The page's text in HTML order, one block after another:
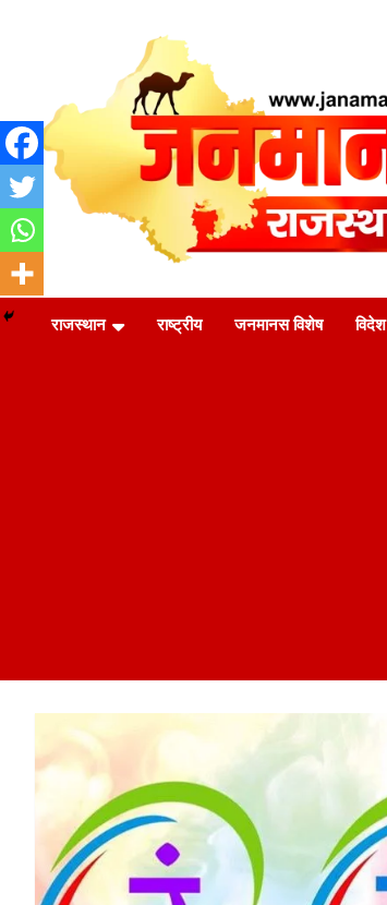
Janamanas.com
राजस्थान राष्ट्रीय जनमानस विशेष विदेश